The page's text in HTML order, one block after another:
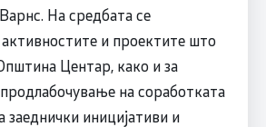
На средбата се
и проектите што
Центар, како и за
на соработката
заеднички иницијативи и